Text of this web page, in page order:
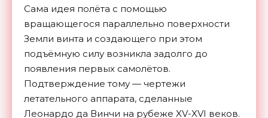
Сама идея полёта с помощью
вращающегося параллельно поверхности
Земли винта и создающего при этом
подъёмную силу возникла задолго до
появления первых самолётов.
Подтверждение тому — чертежи
летательного аппарата, сделанные
Леонардо да Винчи на рубеже XV-XVI веков.